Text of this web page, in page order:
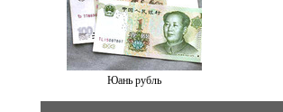
Юань рубль